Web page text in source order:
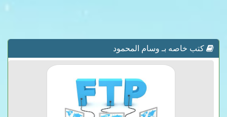
كتب خاصه بـ وسام المحمود